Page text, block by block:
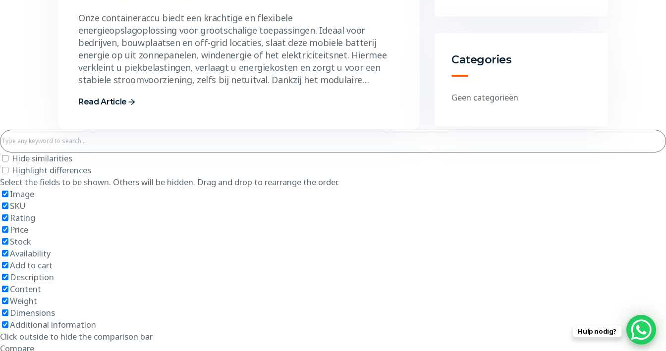
Onze containeraccu biedt een krachtige en flexibele
energieopslagoplossing voor grootschalige toepassingen. Ideaal voor
bedrijven, bouwplaatsen en off-grid locaties, slaat deze mobiele batterij
energie op uit zonnepanelen, windenergie of het elektriciteitsnet. Hiermee
verkleint u piekbelastingen, verlaagt u energiekosten en zorgt u voor een
stabiele stroomvoorziening, zelfs bij netuitval. Dankzij het modulaire…
Read Article
Categories
Geen categorieën
Hulp nodig?
Hide similarities
Highlight differences
Select the fields to be shown. Others will be hidden. Drag and drop to rearrange the order.
Image
SKU
Rating
Price
Stock
Availability
Add to cart
Description
Content
Weight
Dimensions
Additional information
Click outside to hide the comparison bar
Compare